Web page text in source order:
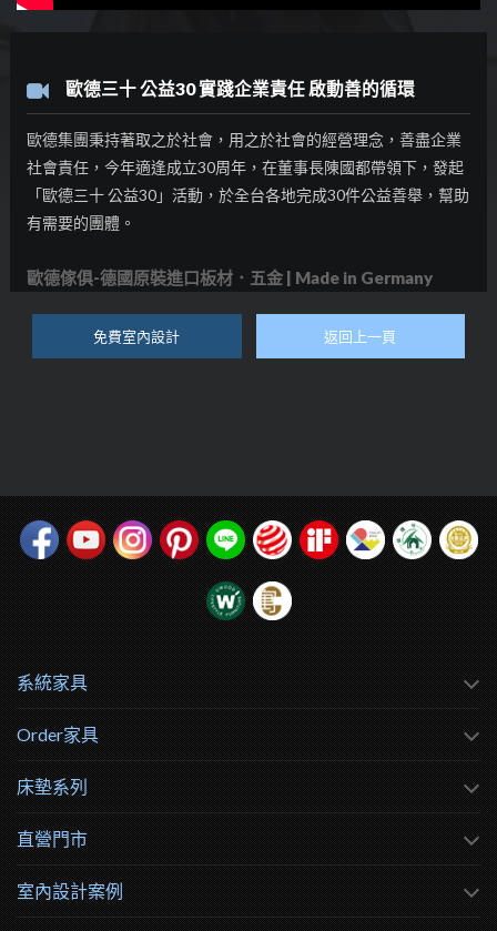
歐德三十 公益30 實踐企業責任 啟動善的循環
歐德集團秉持著取之於社會，用之於社會的經營理念，善盡企業
社會責任，今年適逢成立30周年，在董事長陳國都帶領下，發起
「歐德三十 公益30」活動，於全台各地完成30件公益善舉，幫助
有需要的團體。
歐德傢俱-德國原裝進口板材．五金 | Made in Germany
免費室內設計 返回上一頁
系統家具
Order家具
床墊系列
直營門市
室內設計案例